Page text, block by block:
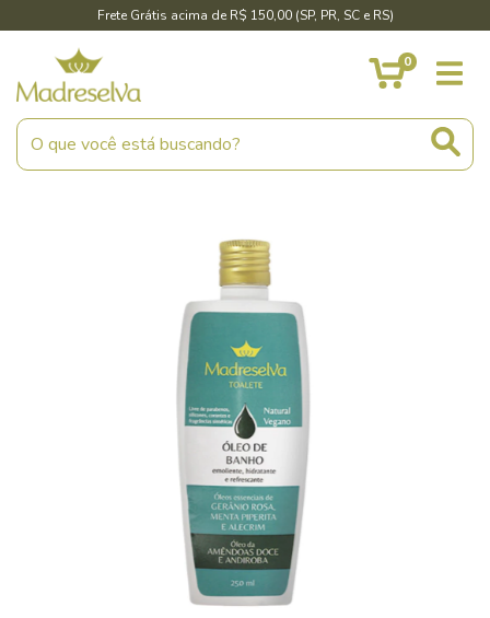
Frete Grátis acima de R$ 150,00 (SP, PR, SC e RS)
0